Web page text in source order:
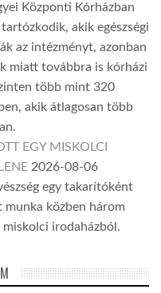
Központi Kórházban
akik egészségi
az intézményt, azonban
miatt továbbra is kórházi
több mint 320
akik átlagosan több
EGY MISKOLCI
2026-08-06
egy takarítóként
munka közben három
irodaházból.